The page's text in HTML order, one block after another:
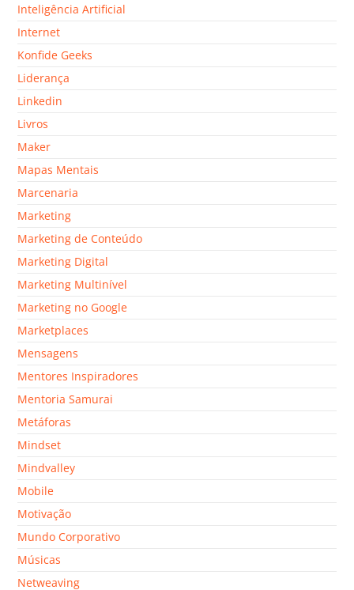
Inteligência Artificial
Internet
Konfide Geeks
Liderança
Linkedin
Livros
Maker
Mapas Mentais
Marcenaria
Marketing
Marketing de Conteúdo
Marketing Digital
Marketing Multinível
Marketing no Google
Marketplaces
Mensagens
Mentores Inspiradores
Mentoria Samurai
Metáforas
Mindset
Mindvalley
Mobile
Motivação
Mundo Corporativo
Músicas
Netweaving